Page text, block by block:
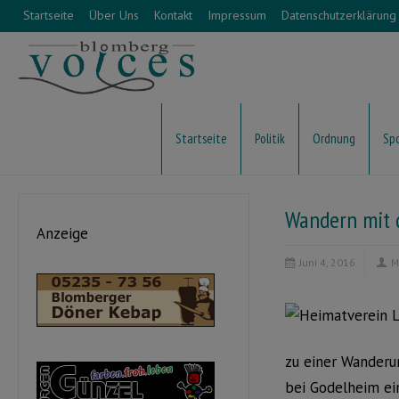
Startseite Über Uns Kontakt Impressum Datenschutzerklärung
Startseite Politik Ordnung
Wandern
Juni 4, 2016
zu einer
bei Godelheim
Anzeige